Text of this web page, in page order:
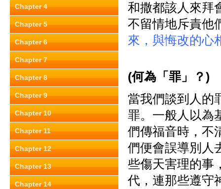
Chapter 4
Chapter 5
Chapter 6
Chapter 7
Chapter 8
Chapter 9
Chapter 10
Chapter 11
Chapter 12
Chapter 13
Chapter 14
和撒都該人來拜
不留情地斥責他
來，與悔改的心
(何為「罪」？)
當我們談到人的
罪。一般人以為
們傳福音時，不
們便會誤導別人
些傷天害理的事
代，連那些遵守